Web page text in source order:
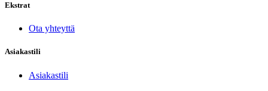
Ekstrat
Ota yhteyttä
Asiakastili
Asiakastili